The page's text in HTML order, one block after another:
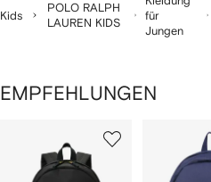
Kids
POLO RALPH
LAUREN KIDS
für
Jungen
EMPFEHLUNGEN